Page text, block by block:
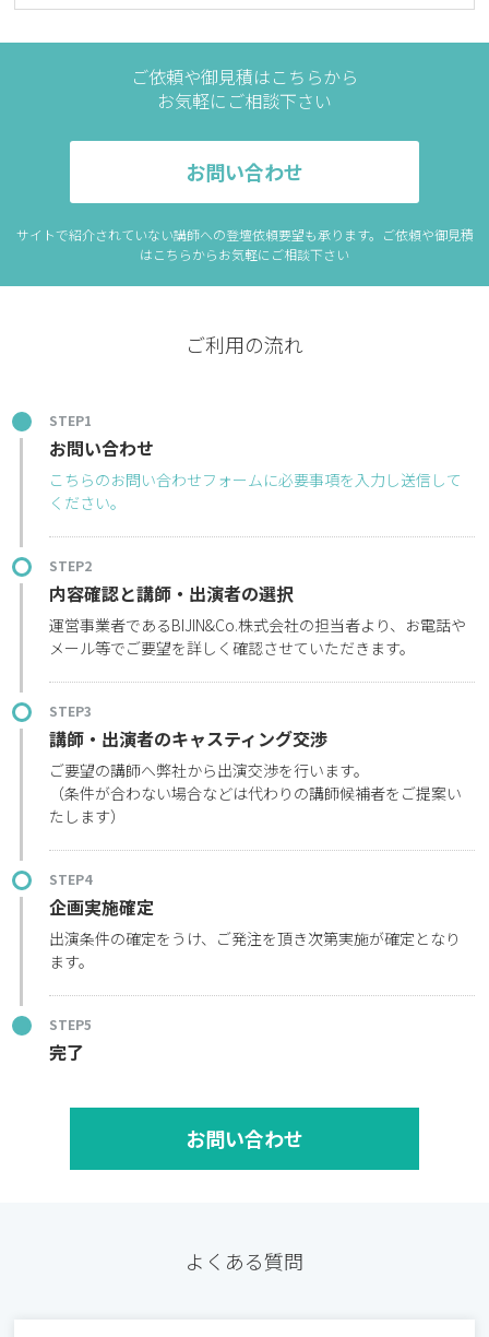
ご依頼や御見積はこちらから
お気軽にご相談下さい
お問い合わせ
サイトで紹介されていない講師への登壇依頼要望も承ります。ご依頼や御見積
はこちらからお気軽にご相談下さい
ご利用の流れ
STEP1
お問い合わせ
こちらのお問い合わせフォームに必要事項を入力し送信して
ください。
STEP2
内容確認と講師・出演者の選択
運営事業者であるBIJIN&Co.株式会社の担当者より、お電話や
メール等でご要望を詳しく確認させていただきます。
STEP3
講師・出演者のキャスティング交渉
ご要望の講師へ弊社から出演交渉を行います。
（条件が合わない場合などは代わりの講師候補者をご提案い
たします）
STEP4
企画実施確定
出演条件の確定をうけ、ご発注を頂き次第実施が確定となり
ます。
STEP5
完了
お問い合わせ
よくある質問